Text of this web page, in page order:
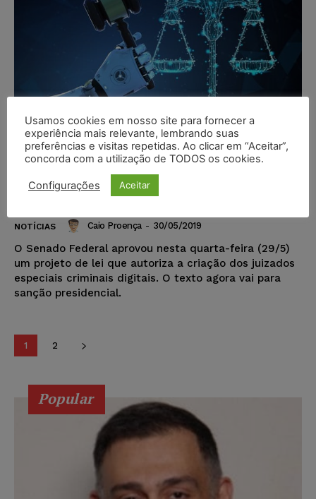
Senado aprova criação de juizados
especiais criminais digitais
NOTÍCIAS Caio Proença - 30/05/2019
O Senado Federal aprovou nesta quarta-feira (29/5)
um projeto de lei que autoriza a criação dos juizados
especiais criminais digitais. O texto agora vai para
sanção presidencial.
1 2
Popular
Usamos cookies em nosso site para fornecer a
experiência mais relevante, lembrando suas
preferências e visitas repetidas. Ao clicar em “Aceitar”,
concorda com a utilização de TODOS os cookies.
Configurações Aceitar